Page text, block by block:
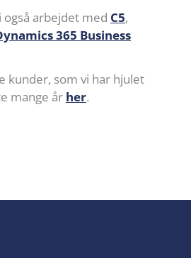
arbejdet med C5,
365 Business
kunder, som vi har hjulet
mange år her.